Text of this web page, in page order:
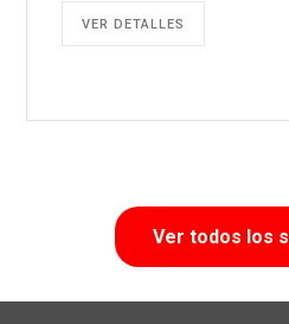
VER DETALLES
Ver todos los